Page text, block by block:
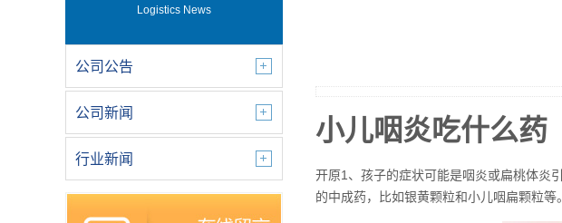
Logistics News
公司公告
公司新闻
行业新闻
小儿咽炎吃什么药
开原1、孩子的症状可能是咽炎或扁桃体炎
的中成药，比如银黄颗粒和小儿咽扁颗粒